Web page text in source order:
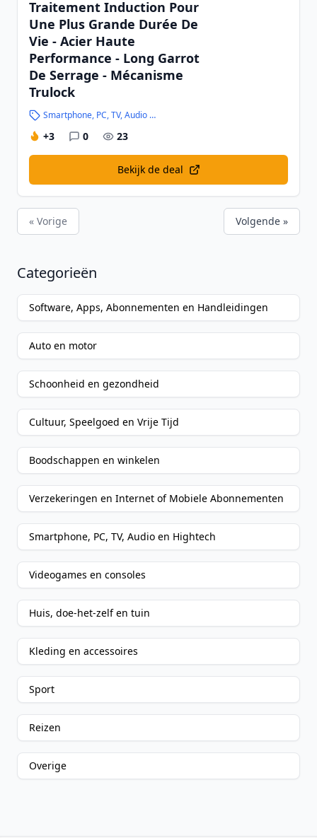
Traitement Induction Pour
Une Plus Grande Durée De
Vie - Acier Haute
Performance - Long Garrot
De Serrage - Mécanisme
Trulock
Smartphone, PC, TV, Audio en Hightech
+3 0 23
Bekijk de deal
« Vorige Volgende »
Categorieën
Software, Apps, Abonnementen en Handleidingen
Auto en motor
Schoonheid en gezondheid
Cultuur, Speelgoed en Vrije Tijd
Boodschappen en winkelen
Verzekeringen en Internet of Mobiele Abonnementen
Smartphone, PC, TV, Audio en Hightech
Videogames en consoles
Huis, doe-het-zelf en tuin
Kleding en accessoires
Sport
Reizen
Overige